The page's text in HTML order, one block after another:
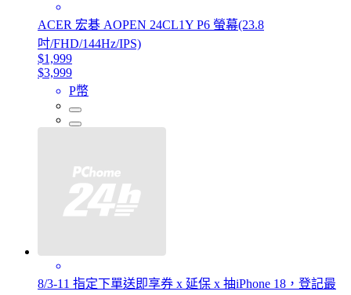
ACER 宏碁 AOPEN 24CL1Y P6 螢幕(23.8
吋/FHD/144Hz/IPS)
$1,999
$3,999
P幣
8/3-11 指定下單送即享券 x 延保 x 抽iPhone 18，登記最